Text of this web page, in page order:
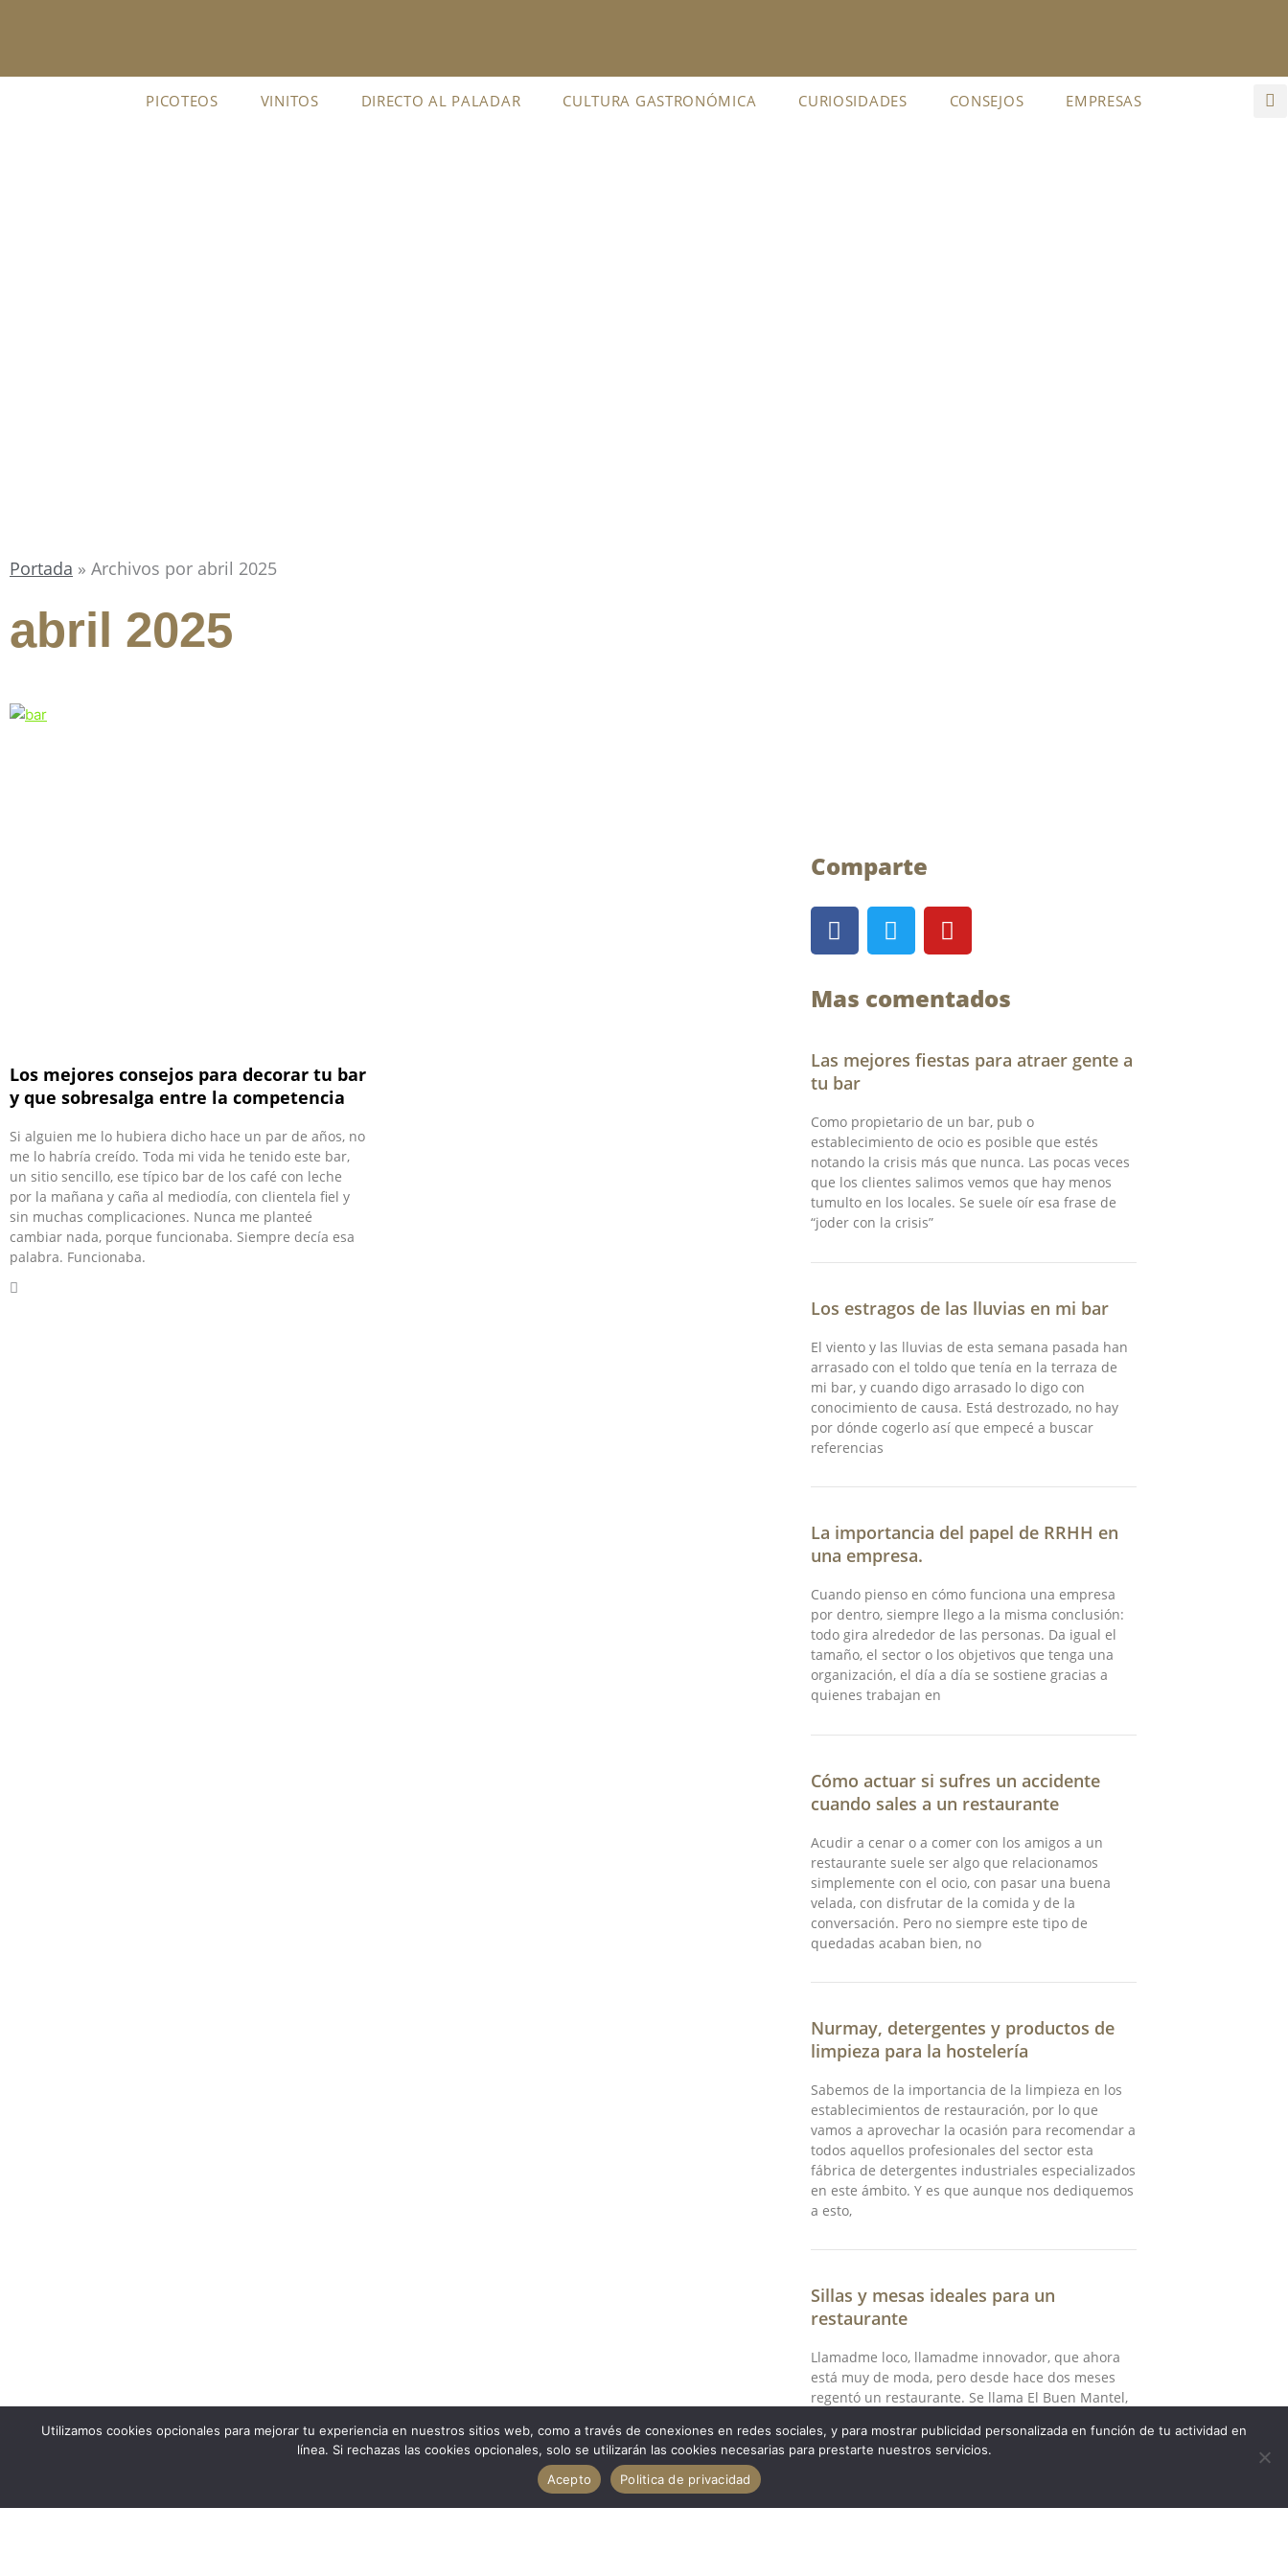
PICOTEOS VINITOS DIRECTO AL PALADAR CULTURA GASTRONÓMICA CURIOSIDADES CONSEJOS EMPRESAS
Portada » Archivos por abril 2025
abril 2025
Los mejores consejos para decorar tu bar
y que sobresalga entre la competencia
Si alguien me lo hubiera dicho hace un par de años, no
me lo habría creído. Toda mi vida he tenido este bar,
un sitio sencillo, ese típico bar de los café con leche
por la mañana y caña al mediodía, con clientela fiel y
sin muchas complicaciones. Nunca me planteé
cambiar nada, porque funcionaba. Siempre decía esa
palabra. Funcionaba.
Comparte
F
a
e
b
o
k
T
w
t
t
r
Y
o
t
u
e
Mas comentados
Las mejores fiestas para atraer gente a
tu bar
Como propietario de un bar, pub o
establecimiento de ocio es posible que estés
notando la crisis más que nunca. Las pocas veces
que los clientes salimos vemos que hay menos
tumulto en los locales. Se suele oír esa frase de
“joder con la crisis”
Los estragos de las lluvias en mi bar
El viento y las lluvias de esta semana pasada han
arrasado con el toldo que tenía en la terraza de
mi bar, y cuando digo arrasado lo digo con
conocimiento de causa. Está destrozado, no hay
por dónde cogerlo así que empecé a buscar
referencias
La importancia del papel de RRHH en
una empresa.
Cuando pienso en cómo funciona una empresa
por dentro, siempre llego a la misma conclusión:
todo gira alrededor de las personas. Da igual el
tamaño, el sector o los objetivos que tenga una
organización, el día a día se sostiene gracias a
quienes trabajan en
Cómo actuar si sufres un accidente
cuando sales a un restaurante
Acudir a cenar o a comer con los amigos a un
restaurante suele ser algo que relacionamos
simplemente con el ocio, con pasar una buena
velada, con disfrutar de la comida y de la
conversación. Pero no siempre este tipo de
quedadas acaban bien, no
Nurmay, detergentes y productos de
limpieza para la hostelería
Sabemos de la importancia de la limpieza en los
establecimientos de restauración, por lo que
vamos a aprovechar la ocasión para recomendar a
todos aquellos profesionales del sector esta
fábrica de detergentes industriales especializados
en este ámbito. Y es que aunque nos dediquemos
a esto,
Sillas y mesas ideales para un
restaurante
Llamadme loco, llamadme innovador, que ahora
está muy de moda, pero desde hace dos meses
regentó un restaurante. Se llama El Buen Mantel,
En esta ocasión no os quiero hablar de comidas,
quiero aprovechar este blog
Utilizamos cookies opcionales para mejorar tu experiencia en nuestros sitios web, como a través de conexiones en redes sociales, y para mostrar publicidad personalizada en función de tu actividad en
línea. Si rechazas las cookies opcionales, solo se utilizarán las cookies necesarias para prestarte nuestros servicios.
Acepto
Politica de privacidad